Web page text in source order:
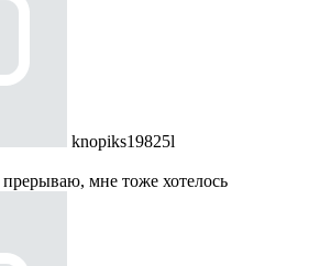
knopiks19825l
мне тоже хотелось